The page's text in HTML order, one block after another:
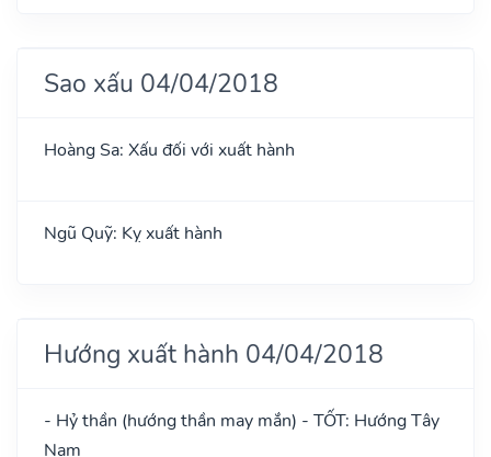
Sao xấu 04/04/2018
Hoàng Sa: Xấu đối với xuất hành
Ngũ Quỹ: Kỵ xuất hành
Hướng xuất hành 04/04/2018
- Hỷ thần (hướng thần may mắn) - TỐT: Hướng Tây
Nam